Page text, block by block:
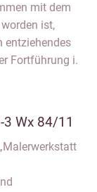
mit dem
ist,
entziehendes
Fortführung i.
3 Wx 84/11